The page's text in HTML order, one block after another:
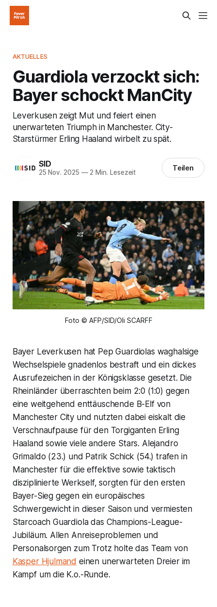
AKTUELLES
Guardiola verzockt sich:
Bayer schockt ManCity
Leverkusen zeigt Mut und feiert einen
unerwarteten Triumph in Manchester. City-
Starstürmer Erling Haaland wirbelt zu spät.
SID
25 Nov. 2025 —2 Min. Lesezeit Teilen
Foto © AFP/SID/Oli SCARFF
Bayer Leverkusen hat Pep Guardiolas waghalsige
Wechselspiele gnadenlos bestraft und ein dickes
Ausrufezeichen in der Königsklasse gesetzt. Die
Rheinländer überraschten beim 2:0 (1:0) gegen
eine weitgehend enttäuschende B-Elf von
Manchester City und nutzten dabei eiskalt die
Verschnaufpause für den Torgiganten Erling
Haaland sowie viele andere Stars. Alejandro
Grimaldo (23.) und Patrik Schick (54.) trafen in
Manchester für die effektive sowie taktisch
disziplinierte Werkself, sorgten für den ersten
Bayer-Sieg gegen ein europäisches
Schwergewicht in dieser Saison und vermiesten
Starcoach Guardiola das Champions-League-
Jubiläum. Allen Anreiseproblemen und
Personalsorgen zum Trotz holte das Team von
Kasper Hjulmand einen unerwarteten Dreier im
Kampf um die K.o.-Runde.